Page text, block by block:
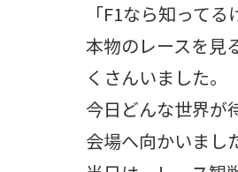
「F1なら知って
本物のレースを見
くさんいました。
今日どんな世界が
会場へ向かいまし